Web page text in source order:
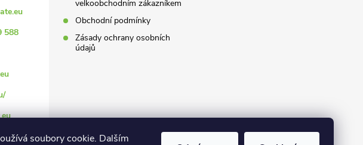
soubory cookie. Dalším
588
velkoobchodním zákazníkem
Obchodní podmínky
Zásady ochrany osobních
údajů